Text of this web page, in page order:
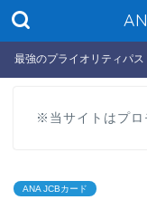
最強のプライオリティパス
※当サイトはプロ
ANA JCBカード